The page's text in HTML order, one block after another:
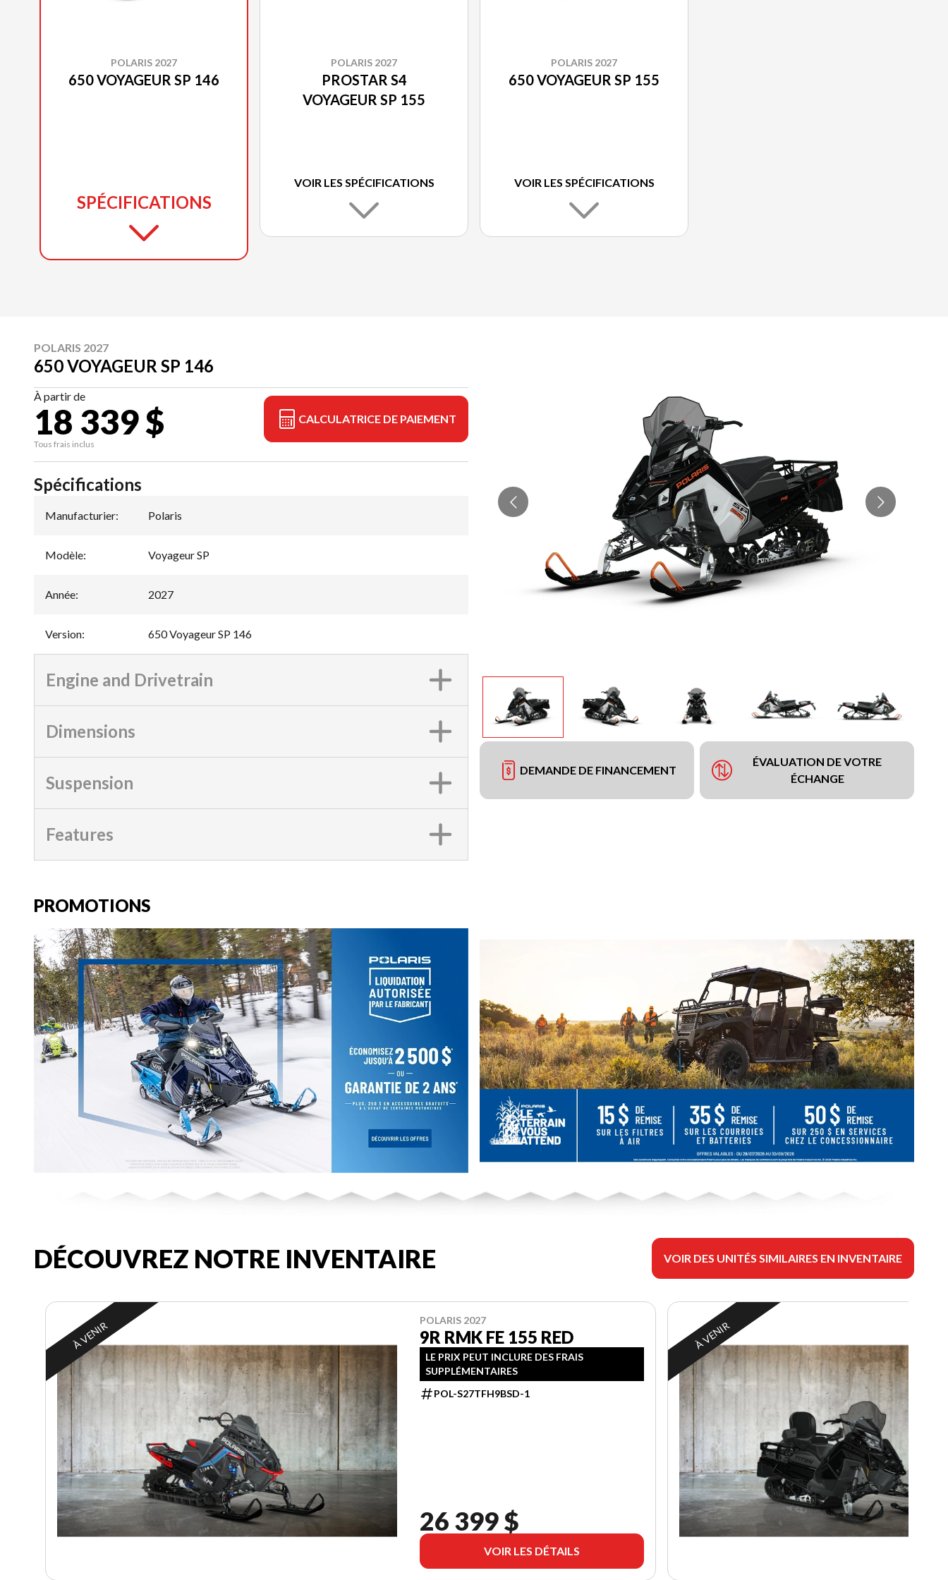
POLARIS 2027
650 VOYAGEUR SP 146
SPÉCIFICATIONS
POLARIS 2027
PROSTAR S4
VOYAGEUR SP 155
VOIR LES SPÉCIFICATIONS
POLARIS 2027
650 VOYAGEUR SP 155
VOIR LES SPÉCIFICATIONS
POLARIS 2027
650 VOYAGEUR SP 146
À partir de
18 339 $
Tous frais inclus
CALCULATRICE DE PAIEMENT
DEMANDE DE FINANCEMENT
ÉVALUATION DE VOTRE
ÉCHANGE
Spécifications
Manufacturier: Polaris
Modèle: Voyageur SP
Année: 2027
Version: 650 Voyageur SP 146
Engine and Drivetrain
Dimensions
Suspension
Features
PROMOTIONS
DÉCOUVREZ NOTRE INVENTAIRE VOIR DES UNITÉS SIMILAIRES EN INVENTAIRE
À VENIR POLARIS 2027
9R RMK FE 155 RED
LE PRIX PEUT INCLURE DES FRAIS
SUPPLÉMENTAIRES
POL-S27TFH9BSD-1
26 399 $
VOIR LES DÉTAILS
À VENIR